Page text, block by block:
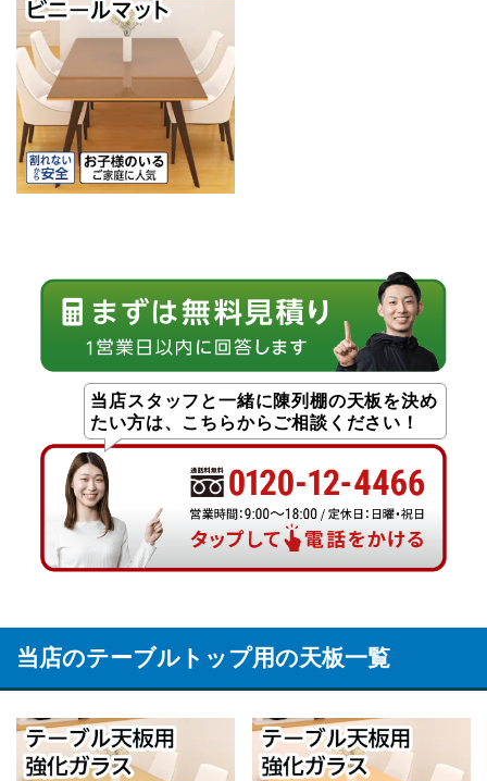
当店スタッフと一緒に陳列棚の天板を決め
たい方は、こちらからご相談ください！
当店のテーブルトップ用の天板一覧